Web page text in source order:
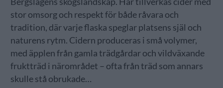
stor omsorg och respekt för både råvara och
tradition, där varje flaska speglar platsens själ och
naturens rytm. Cidern produceras i små volymer,
med äpplen från gamla trädgårdar och vildväxande
fruktträd i närområdet – ofta från träd som annars
skulle stå obrukade…